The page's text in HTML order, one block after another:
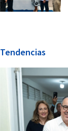
Tendencias